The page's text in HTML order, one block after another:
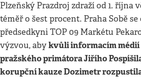
Plzeňský Prazdroj zdraží od 1. října
téměř o šest procent. Praha Sobě
předsedkyni TOP 09 Markétu
výzvou, abykvůli informacím médií
pražského primátora Jiřího
korupční kauze Dozimetr